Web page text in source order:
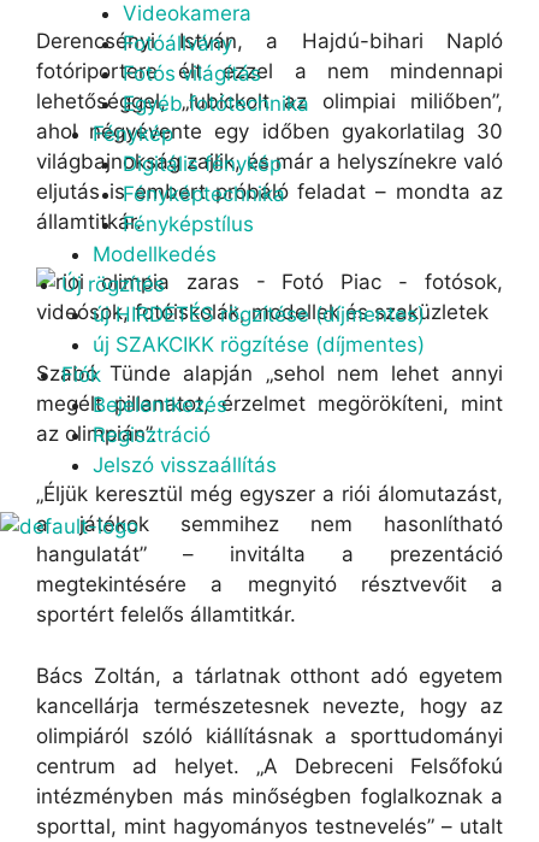
Videokamera
Fotóállvány
Fotós világítás
Egyéb fotótechnika
Fénykép
Digitális fénykép
Fényképtechnika
Fényképstílus
Modellkedés
Új rögzítés
új HIRDETÉS rögzítése (díjmentes)
új SZAKCIKK rögzítése (díjmentes)
Fiók
Bejelentkezés
Regisztráció
Jelszó visszaállítás
Derencsényi István, a Hajdú-bihari Napló
fotóriportere élt ezzel a nem mindennapi
lehetőséggel, „lubickolt az olimpiai miliőben”,
ahol négyévente egy időben gyakorlatilag 30
világbajnokság zajlik, és már a helyszínekre való
eljutás is embert próbáló feladat – mondta az
államtitkár.
Szabó Tünde alapján „sehol nem lehet annyi
megélt pillanatot, érzelmet megörökíteni, mint
az olimpián”.
„Éljük keresztül még egyszer a riói álomutazást,
a játékok semmihez nem hasonlítható
hangulatát” – invitálta a prezentáció
megtekintésére a megnyitó résztvevőit a
sportért felelős államtitkár.
Bács Zoltán, a tárlatnak otthont adó egyetem
kancellárja természetesnek nevezte, hogy az
olimpiáról szóló kiállításnak a sporttudományi
centrum ad helyet. „A Debreceni Felsőfokú
intézményben más minőségben foglalkoznak a
sporttal, mint hagyományos testnevelés” – utalt